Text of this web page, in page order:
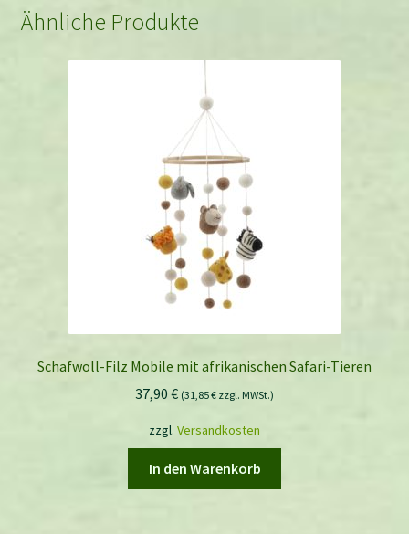
Ähnliche Produkte
Schafwoll-Filz Mobile mit afrikanischen Safari-Tieren
37,90 € (31,85€ zzgl. MWSt.)
zzgl. Versandkosten
In den Warenkorb